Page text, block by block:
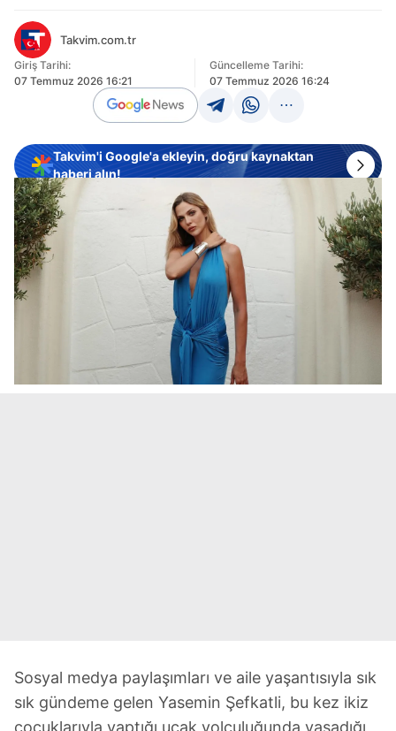
Takvim.com.tr
Giriş Tarihi:
07 Temmuz 2026 16:21
Güncelleme Tarihi:
07 Temmuz 2026 16:24
Takvim'i Google'a ekleyin, doğru kaynaktan
haberi alın!
Sosyal medya paylaşımları ve aile yaşantısıyla sık
sık gündeme gelen Yasemin Şefkatli, bu kez ikiz
çocuklarıyla yaptığı uçak yolculuğunda yaşadığı